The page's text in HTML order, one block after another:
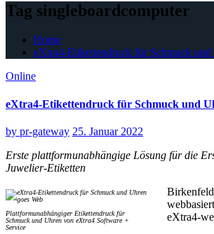
Tag singleboardcomputer
Home
eXtra4-Etikettendruck für Schmuck und
Online
eXtra4-Etikettendruck für Schmuck und
by pr-gateway 25. Januar 2022
Erste plattformunabhängige Lösung für die
Juwelier-Etiketten
Plattformunabhängiger Etikettendruck für
Schmuck und Uhren von eXtra4 Software +
Service
eXtra4-